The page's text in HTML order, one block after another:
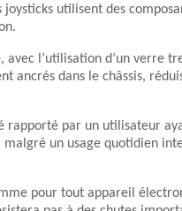
joysticks utilisent des
avec l’utilisation d’un verre
ancrés dans le châssis,
par un utilisateur
un usage quotidien
pour tout appareil